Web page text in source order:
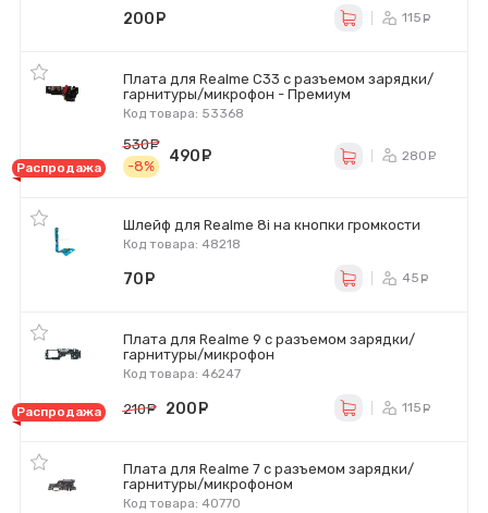
200 115
Плата для Realme C33 с разъемом зарядки/
гарнитуры/микрофон - Премиум
Код товара: 53368
Распродажа
530
-8%
490 280
Шлейф для Realme 8i на кнопки громкости
Код товара: 48218
70 45
Плата для Realme 9 с разъемом зарядки/
гарнитуры/микрофон
Код товара: 46247
Распродажа 210 руб.
200 115
Плата для Realme 7 с разъемом зарядки/
гарнитуры/микрофоном
Код товара: 40770